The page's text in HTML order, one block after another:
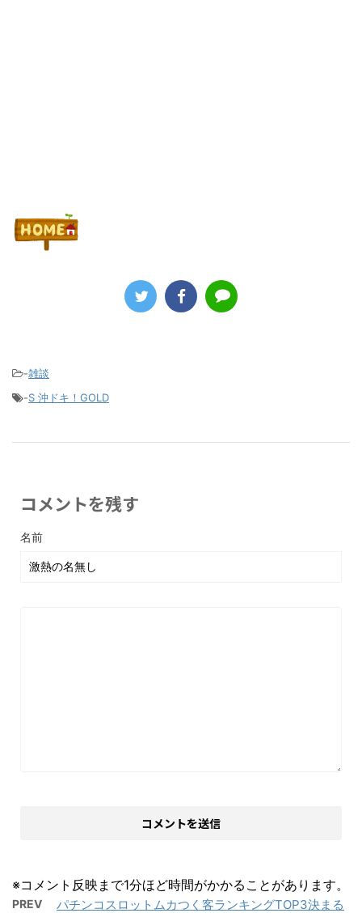
-雑談
-S 沖ドキ！GOLD
コメントを残す
名前
※コメント反映まで1分ほど時間がかかることがあります。
PREV
パチンコスロットムカつく客ランキングTOP3決まる